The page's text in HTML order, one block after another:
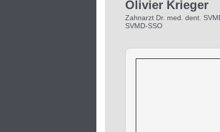
Olivier Krieger
Zahnarzt Dr. med. dent.
SVMD-SSO